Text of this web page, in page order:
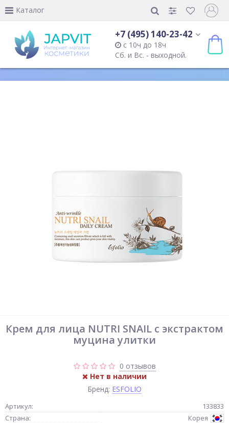
Каталог
+7 (495) 140-23-42
с 10ч до 18ч
Сб. и Вс. - выходной.
Крем для лица NUTRI SNAIL с экстрактом
муцина улитки
0 отзывов
Нет в наличии
Бренд: ESFOLIO
Артикул:
133833
Страна:
Корея